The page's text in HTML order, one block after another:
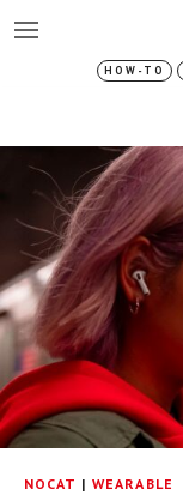
HOW-TO
NOCAT | WEARABLE